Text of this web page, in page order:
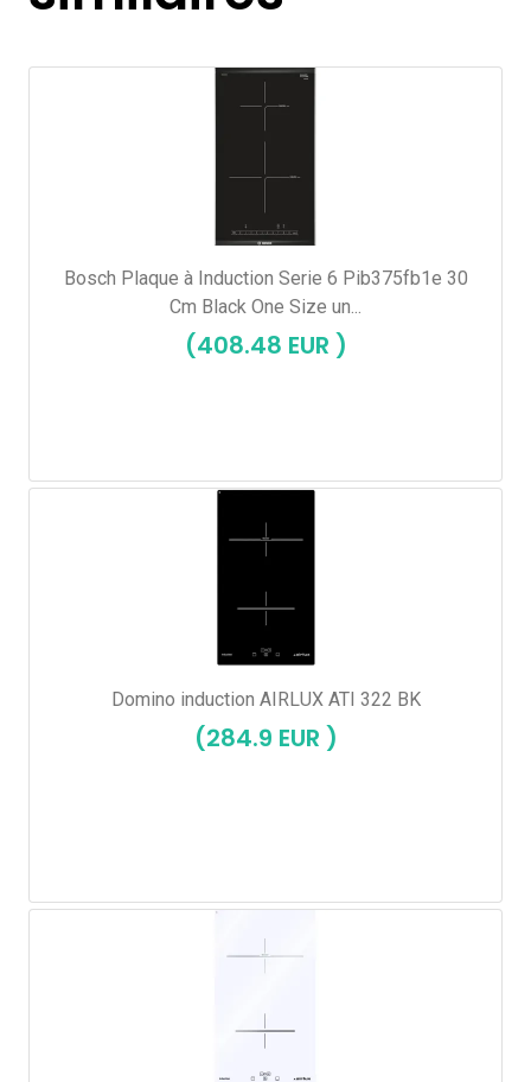
Bosch Plaque à Induction Serie 6 Pib375fb1e 30
Cm Black One Size un...
(408.48 EUR )
Domino induction AIRLUX ATI 322 BK
(284.9 EUR )